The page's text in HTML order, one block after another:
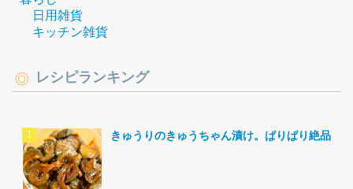
日用雑貨
キッチン雑貨
レシピランキング
きゅうりのきゅうちゃん漬け。ぱりぱり絶品。